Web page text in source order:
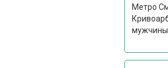
Метро
мужчины